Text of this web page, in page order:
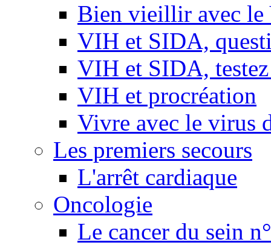
Bien vieillir avec
VIH et SIDA,
VIH et SIDA, testez
VIH et procréation
Vivre avec le virus
Les premiers secours
L'arrêt cardiaque
Oncologie
Le cancer du sein